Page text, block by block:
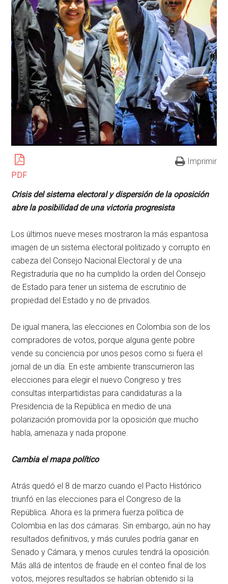
PDF
Imprimir
Crisis del sistema electoral y dispersión de la oposición
abre la posibilidad de una victoria progresista
Los últimos nueve meses mostraron la más espantosa
imagen de un sistema electoral politizado y corrupto en
cabeza del Consejo Nacional Electoral y de una
Registraduría que no ha cumplido la orden del Consejo
de Estado para tener un sistema de escrutinio de
propiedad del Estado y no de privados.
De igual manera, las elecciones en Colombia son de los
compradores de votos, porque alguna gente pobre
vende su conciencia por unos pesos como si fuera el
jornal de un día. En este ambiente transcurrieron las
elecciones para elegir el nuevo Congreso y tres
consultas interpartidistas para candidaturas a la
Presidencia de la República en medio de una
polarización promovida por la oposición que mucho
habla, amenaza y nada propone.
Cambia el mapa político
Atrás quedó el 8 de marzo cuando el Pacto Histórico
triunfó en las elecciones para el Congreso de la
República. Ahora es la primera fuerza política de
Colombia en las dos cámaras. Sin embargo, aún no hay
resultados definitivos, y más curules podría ganar en
Senado y Cámara, y menos curules tendrá la oposición.
Más allá de intentos de fraude en el conteo final de los
votos, mejores resultados se habrían obtenido si la